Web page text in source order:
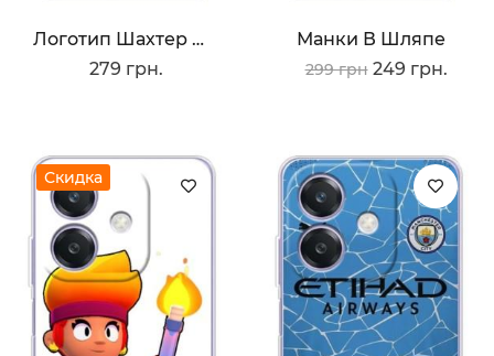
Логотип Шахтер Донецк
279 грн.
Манки В Шляпе
299 грн 249 грн.
Скидка